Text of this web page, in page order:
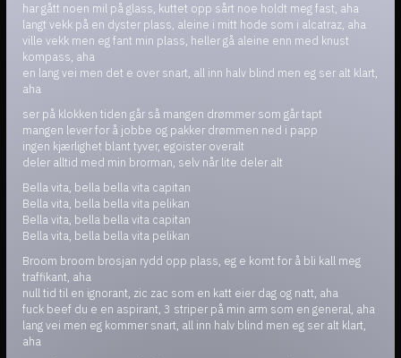
har gått noen mil på glass, kuttet opp sårt noe holdt meg fast, aha
langt vekk på en dyster plass, aleine i mitt hode som i alcatraz, aha
ville vekk men eg fant min plass, heller gå aleine enn med knust
kompass, aha
en lang vei men det e over snart, all inn halv blind men eg ser alt klart,
aha
ser på klokken tiden går så mangen drømmer som går tapt
mangen lever for å jobbe og pakker drømmen ned i papp
ingen kjærlighet blant tyver, egoister overalt
deler alltid med min brorman, selv når lite deler alt
Bella vita, bella bella vita capitan
Bella vita, bella bella vita pelikan
Bella vita, bella bella vita capitan
Bella vita, bella bella vita pelikan
Broom broom brosjan rydd opp plass, eg e komt for å bli kall meg
traffikant, aha
null tid til en ignorant, zic zac som en katt eier dag og natt, aha
fuck beef du e en aspirant, 3 striper på min arm som en general, aha
lang vei men eg kommer snart, all inn halv blind men eg ser alt klart,
aha